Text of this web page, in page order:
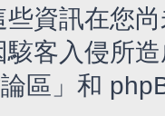
些資訊在您
客入侵所
論區」和